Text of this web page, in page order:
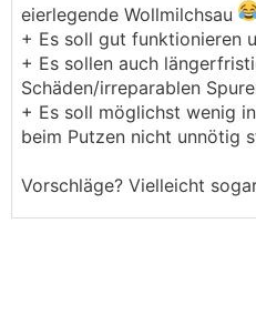
eierlegende Wollmilchsau
+ Es soll gut funktionieren
+ Es sollen auch
Schäden/irreparablen
+ Es soll möglichst wenig
beim Putzen nicht unnötig
Vorschläge? Vielleicht